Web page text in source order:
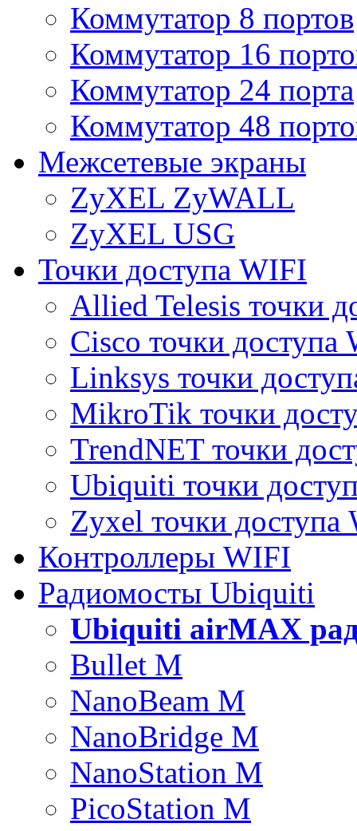
Коммутатор 8 портов
Коммутатор 16
Коммутатор 24 порта
Коммутатор 48
Межсетевые экраны
ZyXEL ZyWALL
ZyXEL USG
Точки доступа WIFI
Allied Telesis точки
Cisco точки доступа
Linksys точки
MikroTik точки
TrendNET точки
Ubiquiti точки
Zyxel точки доступа
Контроллеры WIFI
Радиомосты Ubiquiti
Ubiquiti airMAX
Bullet M
NanoBeam M
NanoBridge M
NanoStation M
PicoStation M